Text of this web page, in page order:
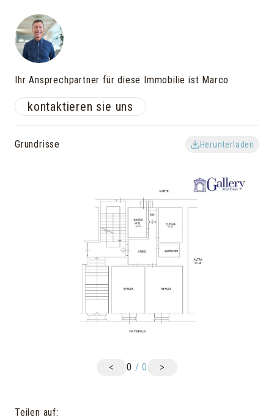
Ihr Ansprechpartner für diese Immobilie ist Marco
kontaktieren sie uns
Grundrisse Herunterladen
< 0 /0 >
Teilen auf: